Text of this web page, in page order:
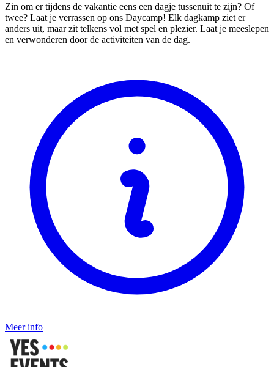
Zin om er tijdens de vakantie eens een dagje tussenuit te zijn? Of
twee? Laat je verrassen op ons Daycamp! Elk dagkamp ziet er
anders uit, maar zit telkens vol met spel en plezier. Laat je meeslepen
en verwonderen door de activiteiten van de dag.
Meer info